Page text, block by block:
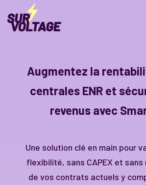
Augmentez la
centrales ENR et
revenus avec
Une solution clé en main pour
flexibilité, sans CAPEX et
de vos contrats actuels y